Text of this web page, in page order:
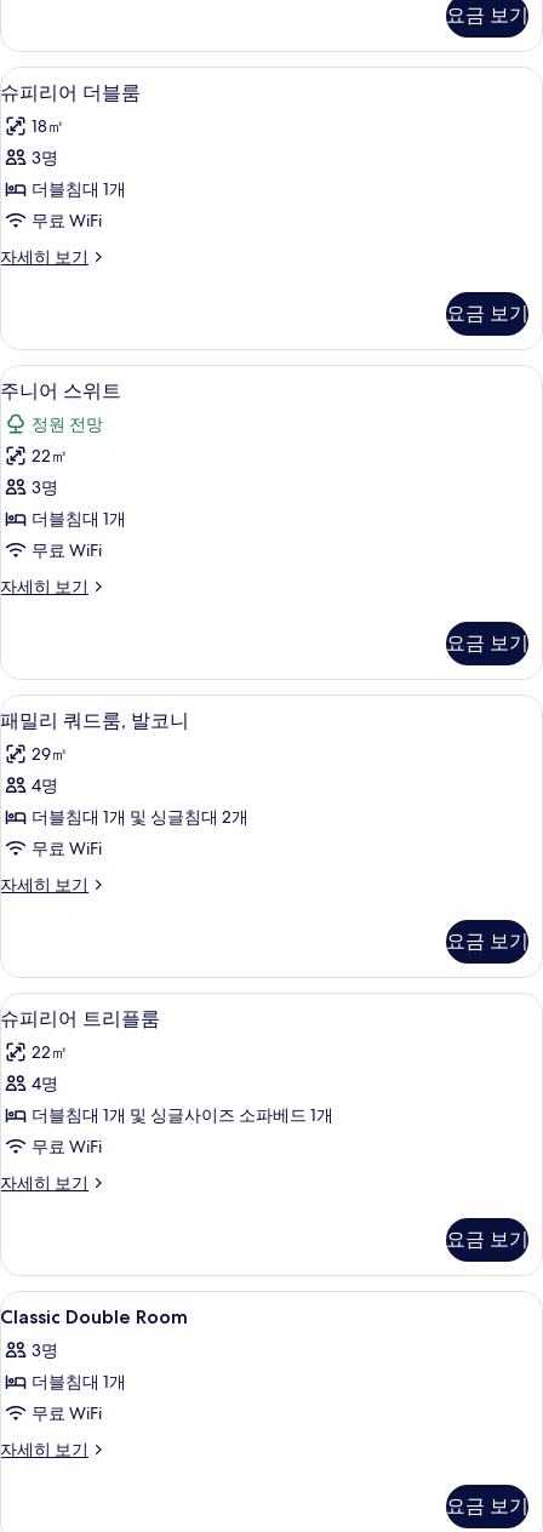
모
두
보
기
블
룸
자
세
히
보
요금 보기
슈
피
리
어
더
룸
진
모
두
보
기
객실 내 금고, 책상, 암막 커튼, 방음 설비
7
슈피리어 더블룸
18㎡
3명
더블침대 1개
무료 WiFi
자세히 보기
슈
더
블
룸
자
세
히
보
기
요금 보기
주
니
어
스
위
트
진
두
보
기
객실 내 금고, 책상, 암막 커튼, 방음 설비
5
주니어 스위트
정원 전망
22㎡
3명
더블침대 1개
무료 WiFi
자세히 보기
주
위
트
자
세
히
보
요금 보기
패
밀
리
쿼
드
발
니
사
진
모
두
보
기
패밀리 쿼드룸, 발코니 | 객실 내 금고,
6
패밀리 쿼드룸, 발코니
29㎡
4명
더블침대 1개 및 싱글침대 2개
무료 WiFi
자세히 보기
패
드
룸,
발
코
니
자
히
보
요금 보기
슈
피
리
어
트
플
사
진
모
두
보
기
객실 내 금고, 책상, 암막 커튼, 방음 설비
7
슈피리어 트리플룸
22㎡
4명
더블침대 1개 및 싱글사이즈 소파베드 1개
무료 WiFi
자세히 보기
슈
트
리
플
자
세
보
기
요금 보기
Classic
Double
Room
사
진
모
객실 내 금고, 책상, 암막 커튼, 방음 설비
3
Classic Double Room
3명
더블침대 1개
무료 WiFi
자세히 보기
Classic
요금 보기